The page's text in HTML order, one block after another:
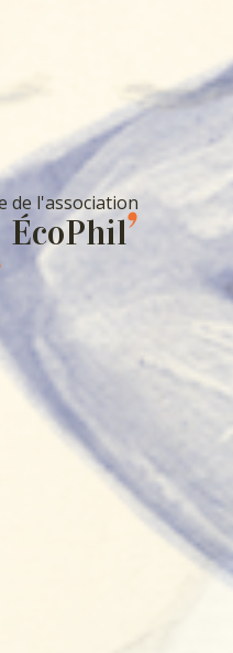
ÉcoPhil